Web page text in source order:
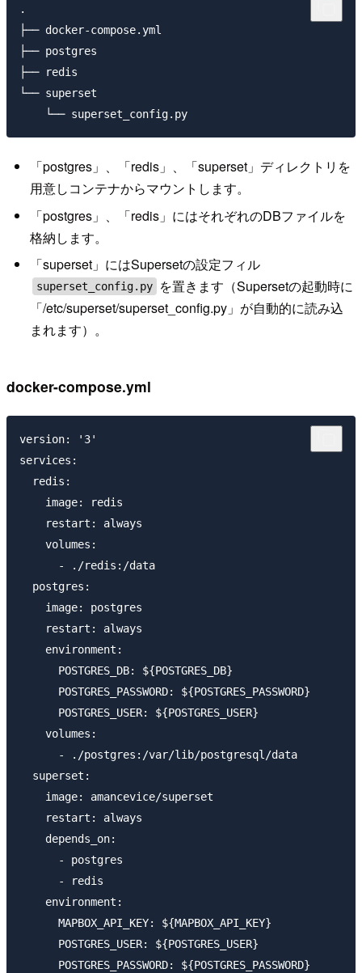
.
├── docker-compose.yml
├── postgres
├── redis
└── superset
「postgres」、「redis」、「superset」ディレクトリを
用意しコンテナからマウントします。
「postgres」、「redis」にはそれぞれのDBファイルを
格納します。
「superset」にはSupersetの設定フィル
superset_config.py
を置きます（Supersetの起動時に
「/etc/superset/superset_config.py」が自動的に読み込
まれます）。
docker-compose.yml
version: '3'
services:
  redis:
    image: redis
    restart: always
    volumes:
      - ./redis:/data
  postgres:
    image: postgres
    restart: always
    environment:
      POSTGRES_DB: ${POSTGRES_DB}
      POSTGRES_PASSWORD: ${POSTGRES_PASSWORD}
      POSTGRES_USER: ${POSTGRES_USER}
    volumes:
      - ./postgres:/var/lib/postgresql/data
  superset:
    image: amancevice/superset
    restart: always
    depends_on:
      - postgres
      - redis
    environment:
      MAPBOX_API_KEY: ${MAPBOX_API_KEY}
      POSTGRES_USER: ${POSTGRES_USER}
      POSTGRES_PASSWORD: ${POSTGRES_PASSWORD}